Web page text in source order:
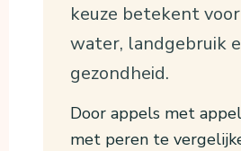
keuze betekent
water, landgebruik
gezondheid.
Door appels met
met peren te